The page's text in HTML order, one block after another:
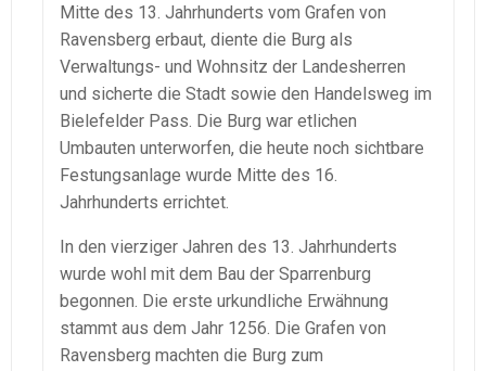
Mitte des 13. Jahrhunderts vom Grafen von
Ravensberg erbaut, diente die Burg als
Verwaltungs- und Wohnsitz der Landesherren
und sicherte die Stadt sowie den Handelsweg im
Bielefelder Pass. Die Burg war etlichen
Umbauten unterworfen, die heute noch sichtbare
Festungsanlage wurde Mitte des 16.
Jahrhunderts errichtet.
In den vierziger Jahren des 13. Jahrhunderts
wurde wohl mit dem Bau der Sparrenburg
begonnen. Die erste urkundliche Erwähnung
stammt aus dem Jahr 1256. Die Grafen von
Ravensberg machten die Burg zum